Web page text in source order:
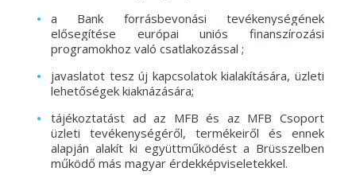
a Bank forrásbevonási tevékenységének
elősegítése európai uniós finanszírozási
programokhoz való csatlakozással ;
javaslatot tesz új kapcsolatok kialakítására, üzleti
lehetőségek kiaknázására;
tájékoztatást ad az MFB és az MFB Csoport
üzleti tevékenységéről, termékeiről és ennek
alapján alakít ki együttműködést a Brüsszelben
működő más magyar érdekképviseletekkel.